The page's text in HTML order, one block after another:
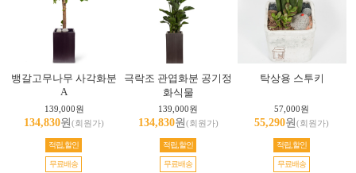
뱅갈고무나무 사각화분
A
139,000원
134,830원(회원가)
적립,할인
무료배송
극락조 관엽화분 공기정
화식물
139,000원
134,830원(회원가)
적립,할인
무료배송
탁상용 스투키
57,000원
55,290원(회원가)
적립,할인
무료배송